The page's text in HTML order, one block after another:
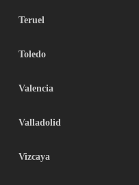
Teruel
Toledo
Valencia
Valladolid
Vizcaya